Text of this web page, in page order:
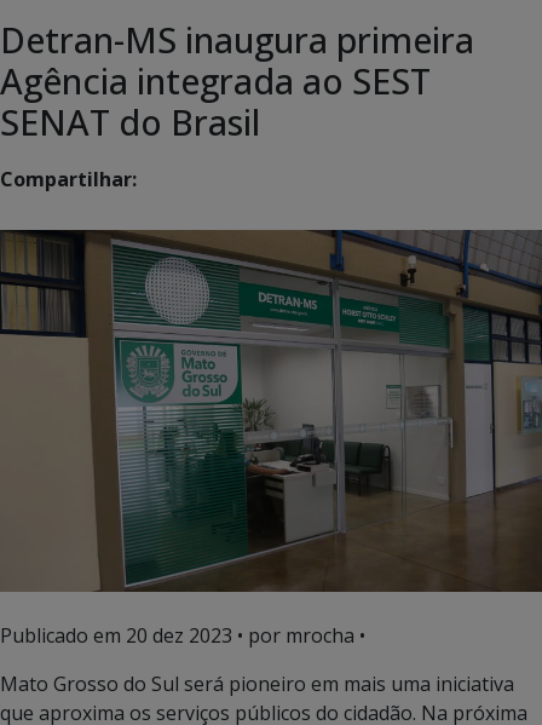
Detran-MS inaugura primeira
Agência integrada ao SEST
SENAT do Brasil
Compartilhar:
Publicado em 20 dez 2023 • por mrocha •
Mato Grosso do Sul será pioneiro em mais uma iniciativa
que aproxima os serviços públicos do cidadão. Na próxima